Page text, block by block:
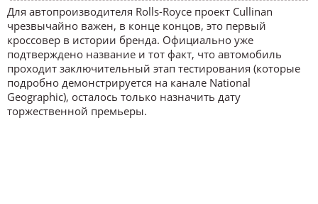
Для автопроизводителя Rolls-Royce проект Cullinan
чрезвычайно важен, в конце концов, это первый
кроссовер в истории бренда. Официально уже
подтверждено название и тот факт, что автомобиль
проходит заключительный этап тестирования (которые
подробно демонстрируется на канале National
Geographic), осталось только назначить дату
торжественной премьеры.